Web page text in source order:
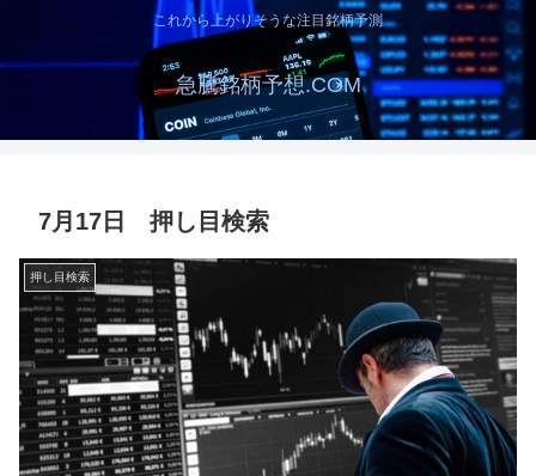
これから上がりそうな注目銘柄予測
急騰銘柄予想.COM
7月17日 押し目検索
押し目検索